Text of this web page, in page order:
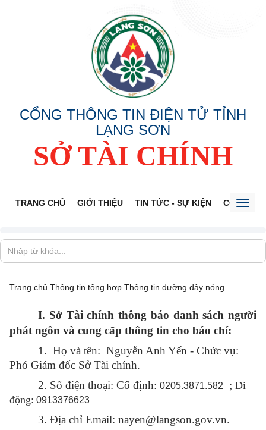
CỔNG THÔNG TIN ĐIỆN TỬ TỈNH
LẠNG SƠN
SỞ TÀI CHÍNH
TRANG CHỦ GIỚI THIỆU TIN TỨC - SỰ KIỆN CÔNG
Trang chủ Thông tin tổng hợp Thông tin đường dây nóng
I. Sở Tài chính thông báo danh sách người
phát ngôn và cung cấp thông tin cho báo chí:
1. Họ và tên: Nguyễn Anh Yến - Chức vụ:
Phó Giám đốc Sở Tài chính.
2. Số điện thoại: Cố định: 0205.3871.582 ; Di
động: 0913376623
3. Địa chỉ Email: nayen@langson.gov.vn.